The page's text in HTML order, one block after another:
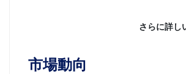
さらに詳し
市場動向